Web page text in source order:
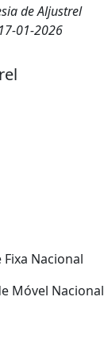
de Aljustrel
17-01-2026
Nacional
Móvel Nacional